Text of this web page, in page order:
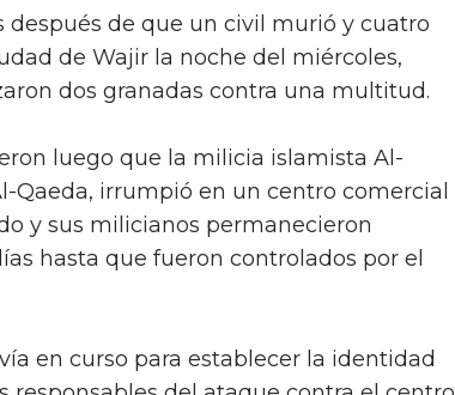
después de que un civil murió y cuatro
de Wajir la noche del miércoles,
dos granadas contra una multitud.
luego que la milicia islamista Al-
Qaeda, irrumpió en un centro comercial
y sus milicianos permanecieron
hasta que fueron controlados por el
en curso para establecer la identidad